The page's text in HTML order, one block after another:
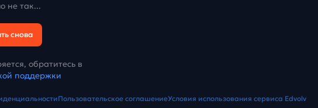
не так...
снова
обратитесь в
поддержки
Пользовательское соглашениеУсловия использования сервиса Edvolv